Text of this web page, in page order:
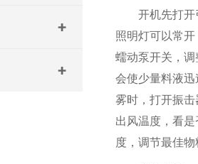
开机先打
照明灯可以常
蠕动泵开关，
会使少量料液
雾时，打开振
出风温度，看
度，调节最佳